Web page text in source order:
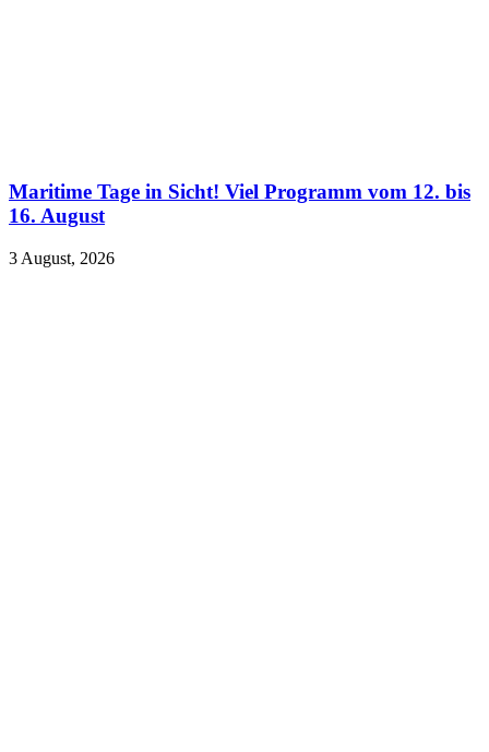
Maritime Tage in Sicht! Viel Programm vom 12. bis
16. August
3 August, 2026